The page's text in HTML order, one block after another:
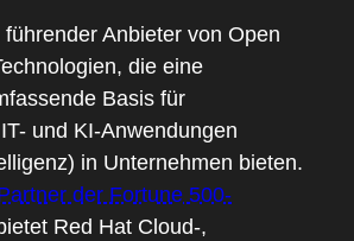
Anbieter von Open
die eine
Basis für
und KI-Anwendungen
in Unternehmen bieten.
der Fortune 500-
Red Hat Cloud-,